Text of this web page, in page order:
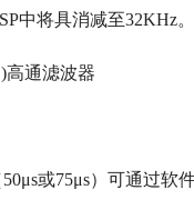
中将具消减至32KHz。
高通滤波器
或75μs）可通过软件